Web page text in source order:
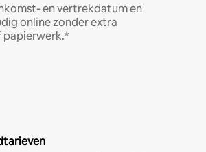
en vertrekdatum en
online zonder extra